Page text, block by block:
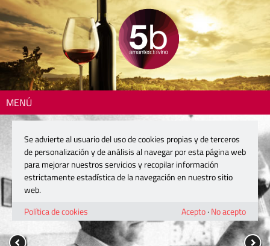
MENÚ
Se advierte al usuario del uso de cookies propias y de terceros
de personalización y de análisis al navegar por esta página web
para mejorar nuestros servicios y recopilar información
estrictamente estadística de la navegación en nuestro sitio
web.
Política de cookies
Acepto· No acepto